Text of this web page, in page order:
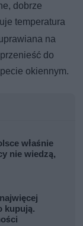
dobrze
temperatura
na
do
okiennym.
właśnie
nie wiedzą,
kupują.